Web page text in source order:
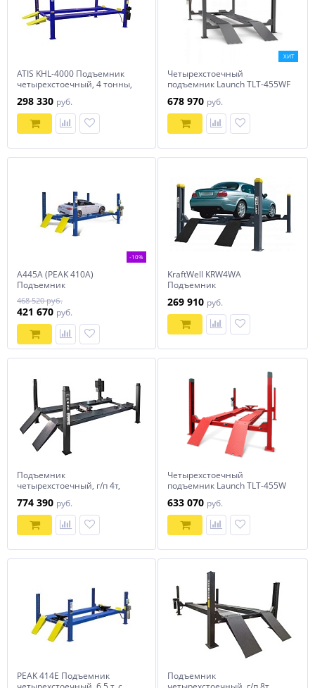
ATIS KHL-4000 Подъемник
четырехстоечный, 4 тонны,
298 330 руб.
ХИТ
Четырехстоечный
подъемник Launch TLT-455WF
678 970 руб.
-10%
A445A (PEAK 410A)
Подъемник
четырехстоечный г/п 4,5
тонны для сход-развала
468 520 руб.
421 670 руб.
KraftWell KRW4WA
Подъемник
платформы для сход-развала
269 910 руб.
Подъемник
четырехстоечный, г/п 4т,
774 390 руб.
Четырехстоечный
подъемник Launch TLT-455W
633 070 руб.
PEAK 414E Подъемник
Подъемник